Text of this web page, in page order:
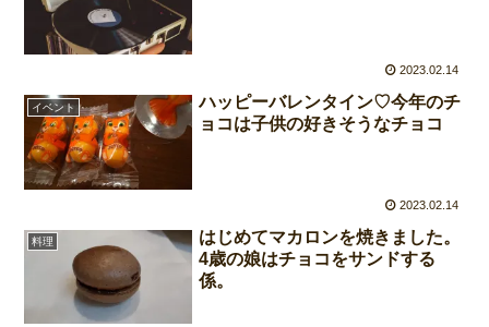
2023.02.14
イベント
ハッピーバレンタイン♡今年のチ
ョコは子供の好きそうなチョコ
2023.02.14
料理
はじめてマカロンを焼きました。
4歳の娘はチョコをサンドする
係。